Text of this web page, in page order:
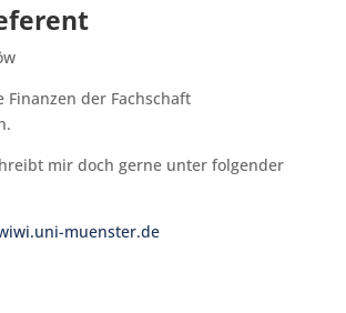
der Fachschaft
mir doch gerne unter folgender
muenster.de